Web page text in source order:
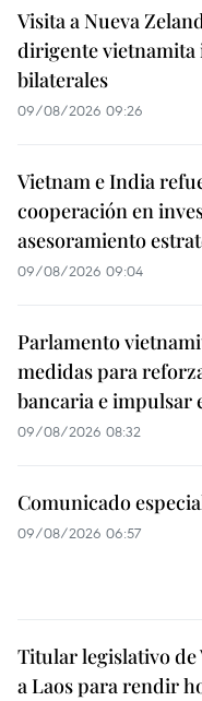
Visita a Nueva
dirigente vietnamita
bilaterales
09/08/2026 09:26
Vietnam e India
cooperación en
asesoramiento
09/08/2026 09:04
Parlamento
medidas para
bancaria e impulsar
09/08/2026 08:32
Comunicado
09/08/2026 06:57
Titular legislativo de
a Laos para rendir